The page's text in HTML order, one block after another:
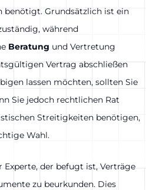
benötigt. Grundsätzlich ist ein
während
Beratung und Vertretung
Vertrag abschließen
lassen möchten, sollten Sie
Sie jedoch rechtlichen Rat
Streitigkeiten benötigen,
Wahl.
der befugt ist, Verträge
zu beurkunden. Dies